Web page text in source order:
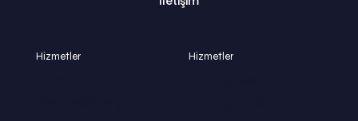
Hizmetler Hizmetler